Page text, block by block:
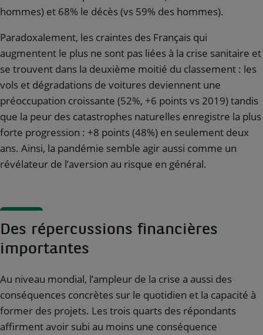
hommes) et 68% le décès (vs 59% des hommes).
Paradoxalement, les craintes des Français qui
augmentent le plus ne sont pas liées à la crise sanitaire et
se trouvent dans la deuxième moitié du classement : les
vols et dégradations de voitures deviennent une
préoccupation croissante (52%, +6 points vs 2019) tandis
que la peur des catastrophes naturelles enregistre la plus
forte progression : +8 points (48%) en seulement deux
ans. Ainsi, la pandémie semble agir aussi comme un
révélateur de l’aversion au risque en général.
Des répercussions financières
importantes
Au niveau mondial, l’ampleur de la crise a aussi des
conséquences concrètes sur le quotidien et la capacité à
former des projets. Les trois quarts des répondants
affirment avoir subi au moins une conséquence